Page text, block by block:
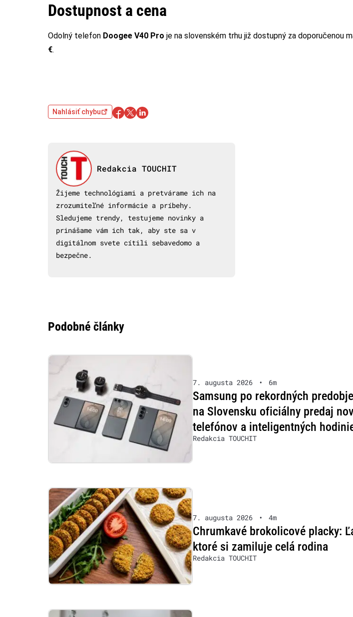
Dostupnost a cena
Odolný telefon Doogee V40 Pro je na slovenském trhu již dostupný za doporučenou
€.
Nahlásiť chybu
Redakcia TOUCHIT
Žijeme technológiami a pretvárame ich na
zrozumiteľné informácie a príbehy.
Sledujeme trendy, testujeme novinky a
prinášame vám ich tak, aby ste sa v
digitálnom svete cítili sebavedomo a
bezpečne.
Podobné články
7. augusta 2026 • 6m
Samsung po rekordných
na Slovensku oficiálny predaj
telefónov a inteligentných
Redakcia TOUCHIT
7. augusta 2026 • 4m
Chrumkavé brokolicové placky:
ktoré si zamiluje celá rodina
Redakcia TOUCHIT